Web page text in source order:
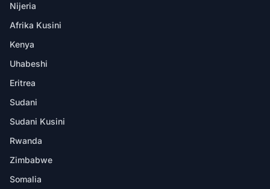
Nijeria
Afrika Kusini
Kenya
Uhabeshi
Eritrea
Sudani
Sudani Kusini
Rwanda
Zimbabwe
Somalia